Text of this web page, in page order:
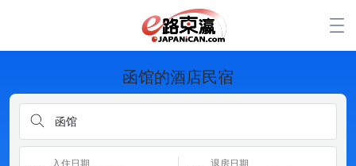
函馆的酒店民宿
函馆
入住日期 退房日期